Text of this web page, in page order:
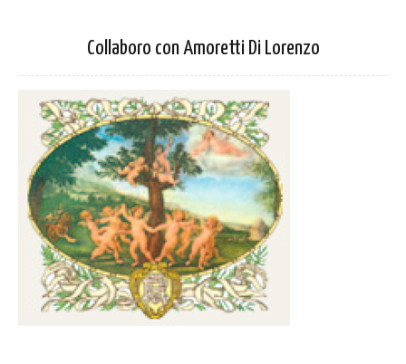
Collaboro con Amoretti Di Lorenzo